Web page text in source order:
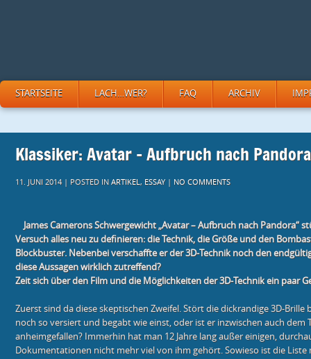
STARTSEITE LACH…WER? FAQ ARCHIV
Klassiker: Avatar – Aufbruch nach Pandora
11. JUNI 2014 | POSTED IN ARTIKEL, ESSAY| NO COMMENTS
James Camerons Schwergewicht „Avatar – Aufbruch nach Pandora“
Versuch alles neu zu definieren: die Technik, die Größe und den
Blockbuster. Nebenbei verschaffte er der 3D-Technik noch den
diese Aussagen wirklich zutreffend?
Zeit sich über den Film und die Möglichkeiten der 3D-Technik ein paar
Zuerst sind da diese skeptischen Zweifel. Stört die dickrandige 3D-Brille
noch so versiert und begabt wie einst, oder ist er inzwischen auch dem
anheimgefallen? Immerhin hat man 12 Jahre lang außer einigen,
Dokumentationen nicht mehr viel von ihm gehört. Sowieso ist die Liste